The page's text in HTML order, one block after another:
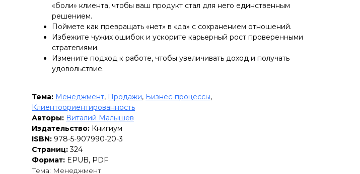
«боли» клиента, чтобы ваш продукт стал для него единственным
решением.
Поймете как превращать «нет» в «да» с сохранением отношений.
Избежите чужих ошибок и ускорите карьерный рост проверенными
стратегиями.
Измените подход к работе, чтобы увеличивать доход и получать
удовольствие.
Тема: Менеджмент, Продажи, Бизнес-процессы,
Клиентоориентированность
Авторы: Виталий Малышев
Издательство: Книгиум
ISBN: 978-5-907990-20-3
Страниц:324
Формат: EPUB, PDF
Тема: Менеджмент